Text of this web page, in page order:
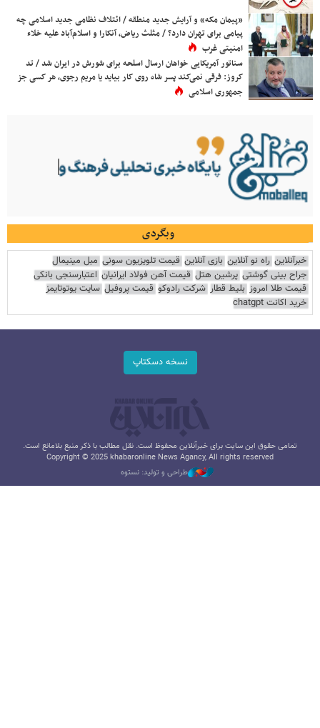
«پیمان مکه» و آرایش جدید منطقه / ائتلاف نظامی جدید اسلامی چه
پیامی برای تهران دارد؟ / مثلث ریاض، آنکارا و اسلام‌آباد علیه خلاء
امنیتی غرب
سناتور آمریکایی خواهان ارسال اسلحه برای شورش در ایران شد / تد
کروز: فرقی نمی‌کند پسر شاه روی کار بیاید یا مریم رجوی، هر کسی جز
جمهوری اسلامی
وبگردی
خبرآنلاین راه نو آنلاین بازی آنلاین قیمت تلویزیون سونی مبل مینیمال
جراح بینی گوشتی پرشین هتل قیمت آهن فولاد ایرانیان اعتبارسنجی بانکی
قیمت طلا امروز بلیط قطار شرکت رادوکو قیمت پروفیل سایت یوتوتایمز
خرید اکانت chatgpt
نسخه دسکتاپ
تمامی حقوق این سایت برای خبرآنلاین محفوظ است. نقل مطالب با ذکر منبع بلامانع است.
Copyright © 2025 khabaronline News Agancy, All rights reserved
طراحی و تولید: نستوه